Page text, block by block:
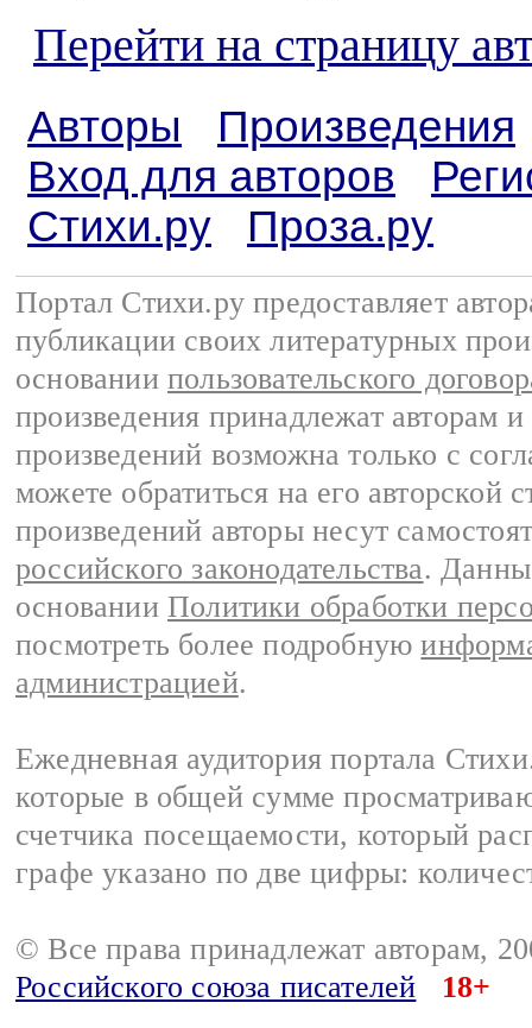
Перейти на страницу
Авторы
Произведения
Вход для авторов
Стихи.ру
Проза.ру
Портал Стихи.ру предоставляет
публикации своих литературных
основании пользовательского
произведения принадлежат авторам
произведений возможна только с
можете обратиться на его авторской
произведений авторы несут
российского законодательства.
основании Политики обработки
посмотреть более подробную
администрацией.
Ежедневная аудитория портала
которые в общей сумме
счетчика посещаемости, который
графе указано по две цифры:
© Все права принадлежат авторам,
Российского союза писателей
18+